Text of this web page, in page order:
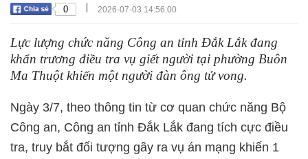
0 | 2026-07-03 14:56:00
Lực lượng chức năng Công an tỉnh Đắk Lắk đang
khẩn trương điều tra vụ giết người tại phường Buôn
Ma Thuột khiến một người đàn ông tử vong.
Ngày 3/7, theo thông tin từ cơ quan chức năng Bộ
Công an, Công an tỉnh Đắk Lắk đang tích cực điều
tra, truy bắt đối tượng gây ra vụ án mạng khiến 1